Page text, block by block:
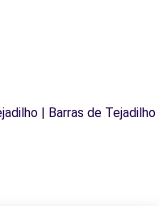
| Barras de